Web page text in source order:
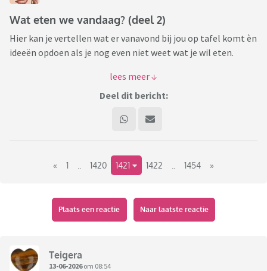
Wat eten we vandaag? (deel 2)
Hier kan je vertellen wat er vanavond bij jou op tafel komt èn
ideeën opdoen als je nog even niet weet wat je wil eten.
Na deel 1 door Dolfje (waarvoor dank!!!) is het tijd voor de 2e
gang ... smakelijke voortzetting!
Deel dit bericht:
« 1 1420 1421 1422 1454 »
Plaats een reactie Naar laatste reactie
Teigera
13-06-2026om 08:54